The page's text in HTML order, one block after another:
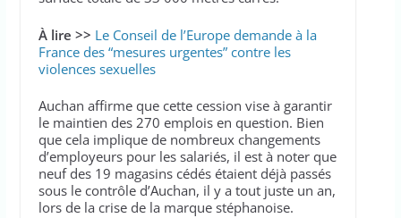
À lire >> Le Conseil de l’Europe demande à la
France des “mesures urgentes” contre les
violences sexuelles
Auchan affirme que cette cession vise à garantir
le maintien des 270 emplois en question. Bien
que cela implique de nombreux changements
d’employeurs pour les salariés, il est à noter que
neuf des 19 magasins cédés étaient déjà passés
sous le contrôle d’Auchan, il y a tout juste un an,
lors de la crise de la marque stéphanoise.